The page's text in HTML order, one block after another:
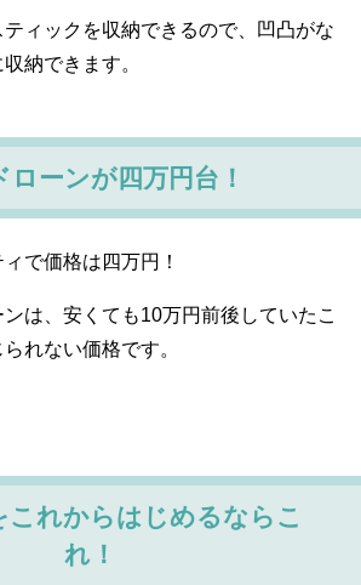
ィックを収納できるので、凹凸がな
納できます。
ローンが四万円台！
で価格は四万円！
は、安くても10万円前後していたこ
れない価格です。
これからはじめるならこ
れ！